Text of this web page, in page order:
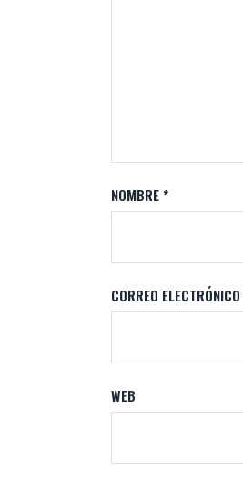
NOMBRE*
CORREO ELECTRÓNICO
WEB